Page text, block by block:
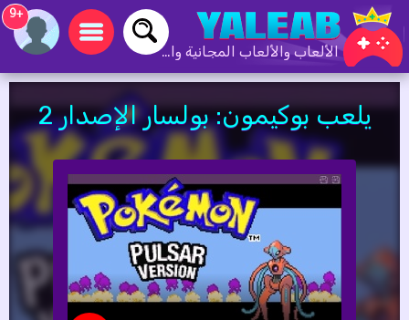
الألعاب والألعاب المجانية والألعاب عبر الإنترنت
+9
يلعب بوكيمون: بولسار الإصدار 2